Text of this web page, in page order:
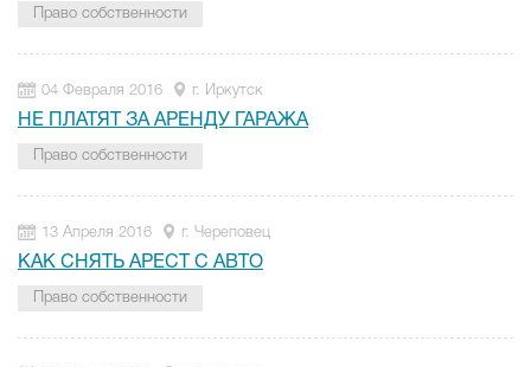
Право собственности
04 Февраля 2016 г. Иркутск
НЕ ПЛАТЯТ ЗА АРЕНДУ ГАРАЖА
Право собственности
13 Апреля 2016 г. Череповец
КАК СНЯТЬ АРЕСТ С АВТО
Право собственности